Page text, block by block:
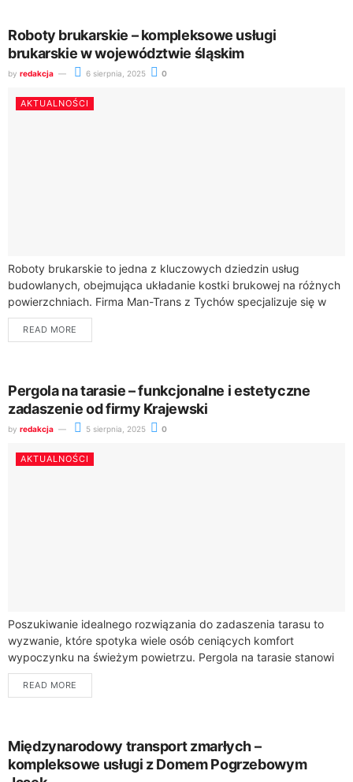
Roboty brukarskie – kompleksowe usługi
brukarskie w województwie śląskim
by redakcja 6 sierpnia, 2025 0
AKTUALNOŚCI
Roboty brukarskie to jedna z kluczowych dziedzin usług
budowlanych, obejmująca układanie kostki brukowej na różnych
powierzchniach. Firma Man-Trans z Tychów specjalizuje się w
profesjonalnym wykonaniu prac brukarskich na terenie
województwa...
READ MORE
Pergola na tarasie – funkcjonalne i estetyczne
zadaszenie od firmy Krajewski
by redakcja 5 sierpnia, 2025 0
AKTUALNOŚCI
Poszukiwanie idealnego rozwiązania do zadaszenia tarasu to
wyzwanie, które spotyka wiele osób ceniących komfort
wypoczynku na świeżym powietrzu. Pergola na tarasie stanowi
doskonałe połączenie estetyki i funkcjonalności, która umożliwia
korzystanie...
READ MORE
Międzynarodowy transport zmarłych –
kompleksowe usługi z Domem Pogrzebowym